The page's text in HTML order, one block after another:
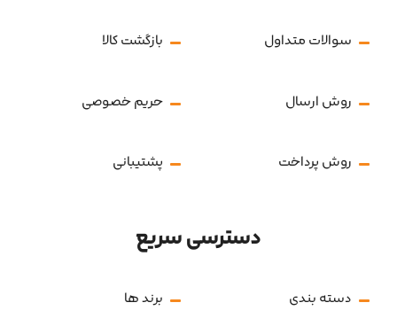
سوالات متداول بازگشت کالا
روش ارسال حریم خصوصی
روش پرداخت پشتیبانی
دسترسی سریع
دسته بندی برند ها